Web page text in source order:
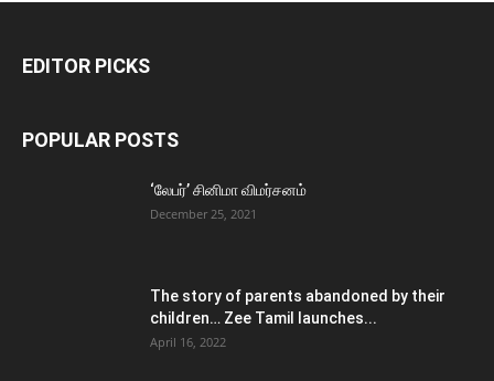
EDITOR PICKS
POPULAR POSTS
‘லேபர்’ சினிமா விமர்சனம்
December 25, 2021
The story of parents abandoned by their
children… Zee Tamil launches...
April 16, 2022